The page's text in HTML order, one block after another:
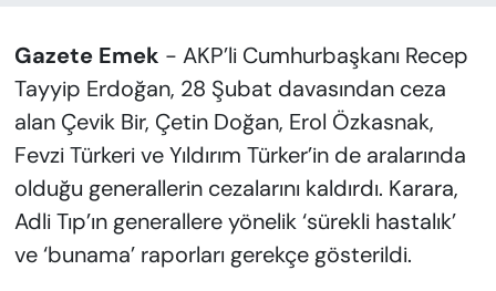
Gazete Emek - AKP’li Cumhurbaşkanı Recep
Tayyip Erdoğan, 28 Şubat davasından ceza
alan Çevik Bir, Çetin Doğan, Erol Özkasnak,
Fevzi Türkeri ve Yıldırım Türker’in de aralarında
olduğu generallerin cezalarını kaldırdı. Karara,
Adli Tıp’ın generallere yönelik ‘sürekli hastalık’
ve ‘bunama’ raporları gerekçe gösterildi.
YAZAR KÖŞESİ
SİYASET
VAN VE DİYARBAKIR HABERLERİ